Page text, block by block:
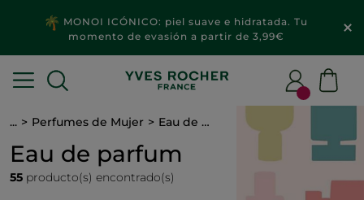
2x1 MAQUILLAJE & ACCESORIOS​
... Perfumes de Mujer Eau de parfum
Eau de parfum
55 producto(s) encontrado(s)